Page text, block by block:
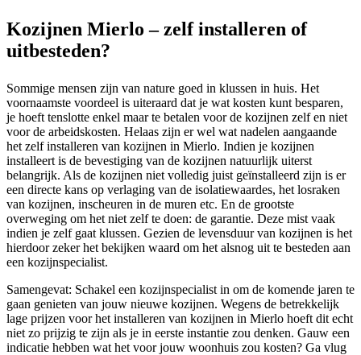
Kozijnen Mierlo – zelf installeren of
uitbesteden?
Sommige mensen zijn van nature goed in klussen in huis. Het
voornaamste voordeel is uiteraard dat je wat kosten kunt besparen,
je hoeft tenslotte enkel maar te betalen voor de kozijnen zelf en niet
voor de arbeidskosten. Helaas zijn er wel wat nadelen aangaande
het zelf installeren van kozijnen in Mierlo. Indien je kozijnen
installeert is de bevestiging van de kozijnen natuurlijk uiterst
belangrijk. Als de kozijnen niet volledig juist geïnstalleerd zijn is er
een directe kans op verlaging van de isolatiewaardes, het losraken
van kozijnen, inscheuren in de muren etc. En de grootste
overweging om het niet zelf te doen: de garantie. Deze mist vaak
indien je zelf gaat klussen. Gezien de levensduur van kozijnen is het
hierdoor zeker het bekijken waard om het alsnog uit te besteden aan
een kozijnspecialist.
Samengevat: Schakel een kozijnspecialist in om de komende jaren te
gaan genieten van jouw nieuwe kozijnen. Wegens de betrekkelijk
lage prijzen voor het installeren van kozijnen in Mierlo hoeft dit echt
niet zo prijzig te zijn als je in eerste instantie zou denken. Gauw een
indicatie hebben wat het voor jouw woonhuis zou kosten? Ga vlug